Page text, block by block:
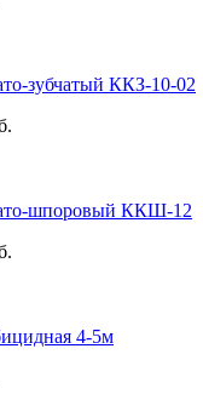
зубчатый ККЗ-10-02
шпоровый ККШ-12
4-5м